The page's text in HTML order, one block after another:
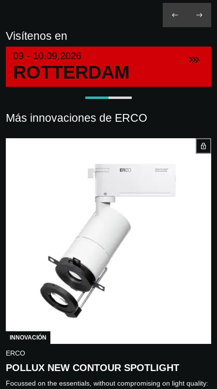
Visítenos en
09 - 10.09.2026
ROTTERDAM
Más innovaciones de ERCO
INNOVACIÓN
ERCO
POLLUX NEW CONTOUR SPOTLIGHT
Focussed on the essentials, without compromising on light quality: